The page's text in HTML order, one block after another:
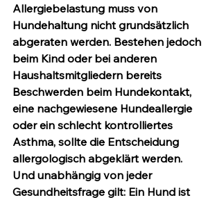
Allergiebelastung muss von
Hundehaltung nicht grundsätzlich
abgeraten werden. Bestehen jedoch
beim Kind oder bei anderen
Haushaltsmitgliedern bereits
Beschwerden beim Hundekontakt,
eine nachgewiesene Hundeallergie
oder ein schlecht kontrolliertes
Asthma, sollte die Entscheidung
allergologisch abgeklärt werden.
Und unabhängig von jeder
Gesundheitsfrage gilt: Ein Hund ist